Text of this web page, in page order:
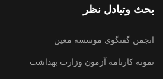
بحث وتبادل نظر
انجمن گفتگوی موسسه معین
نمونه کارنامه آزمون وزارت بهداشت